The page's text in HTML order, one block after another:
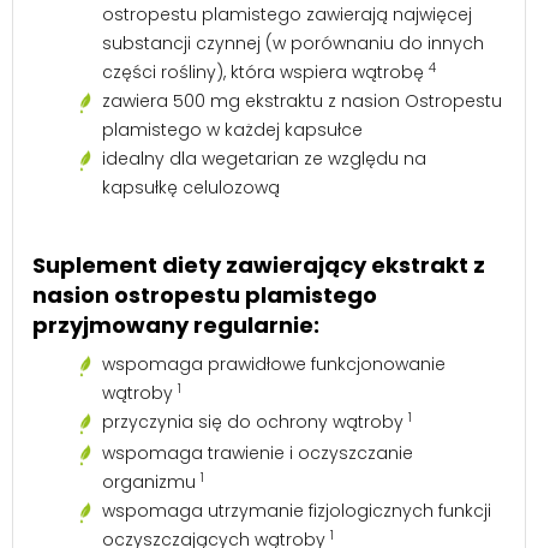
ostropestu plamistego zawierają najwięcej
substancji czynnej (w porównaniu do innych
części rośliny), która wspiera wątrobę 4
zawiera 500 mg ekstraktu z nasion Ostropestu
plamistego w każdej kapsułce
idealny dla wegetarian ze względu na
kapsułkę celulozową
Suplement diety zawierający ekstrakt z
nasion ostropestu plamistego
przyjmowany regularnie:
wspomaga prawidłowe funkcjonowanie
wątroby 1
przyczynia się do ochrony wątroby 1
wspomaga trawienie i oczyszczanie
organizmu 1
wspomaga utrzymanie fizjologicznych funkcji
oczyszczających wątroby 1